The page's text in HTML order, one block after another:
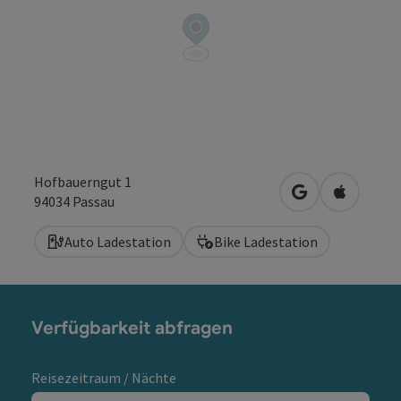
Hofbauerngut 1
94034 Passau in Googlein Apple
Auto Ladestation Bike Ladestation
Verfügbarkeit abfragen
Reisezeitraum / Nächte